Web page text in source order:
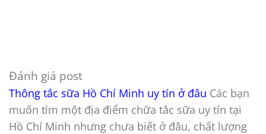
Đánh giá post
Thông tắc sữa Hồ Chí Minh uy tín ở đâu Các bạn
muốn tìm một địa điểm chữa tắc sữa uy tín tại
Hồ Chí Minh nhưng chưa biết ở đâu, chất lượng